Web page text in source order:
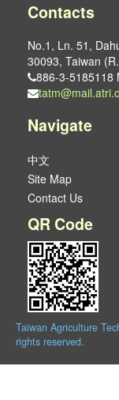
Contacts
No.1, Ln. 51,
30093, Taiwan
886-3-5185118
Navigate
中文
Site Map
Contact Us
QR Code
Taiwan Agriculture
rights reserved.